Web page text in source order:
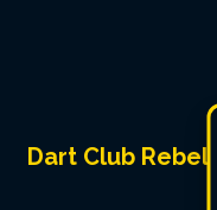
Dart Club